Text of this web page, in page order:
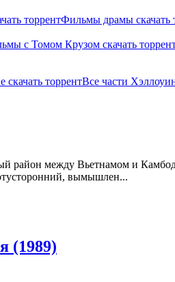
торрентФильмы драмы скачать
с Томом Крузом скачать
торрентВсе части
район между Вьетнамом и
вымышлен...
(1989)